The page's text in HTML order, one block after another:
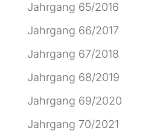
Jahrgang 65/2016
Jahrgang 66/2017
Jahrgang 67/2018
Jahrgang 68/2019
Jahrgang 69/2020
Jahrgang 70/2021